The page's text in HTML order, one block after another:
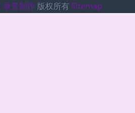
录音制作 版权所有 Sitemap